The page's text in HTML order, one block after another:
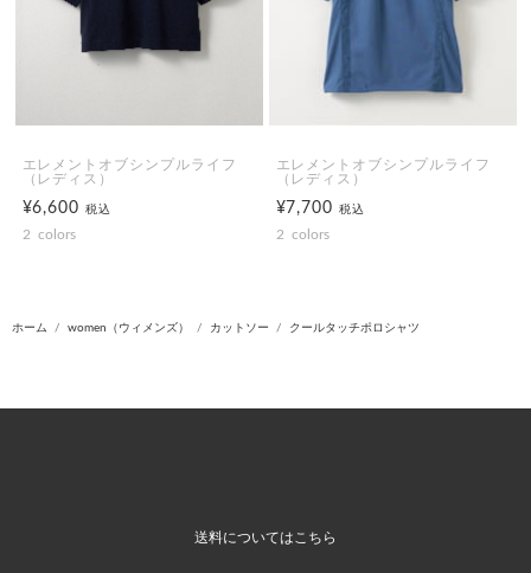
エレメントオブシンプルライフ
（レディス）
¥6,600税込
2 colors
エレメントオブシンプルライフ
（レディス）
¥7,700税込
2 colors
ホーム women（ウィメンズ） カットソー クールタッチポロシャツ
送料についてはこちら